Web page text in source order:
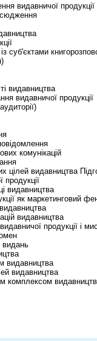
видавничої продукції
суб'єктами
видавництва
видавничої продукції
комунікацій
цілей видавництва
видавництва
як маркетинговий
видавництва
продукції і
видань
видавництва
видавництва
комплексом